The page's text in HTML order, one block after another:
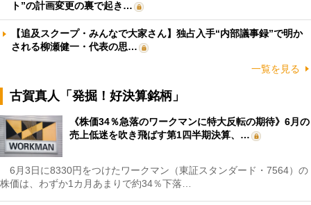
ト”の計画変更の裏で起き…
【追及スクープ・みんなで大家さん】独占入手“内部議事録”で明か
される柳瀬健一・代表の思…
一覧を見る
古賀真人「発掘！好決算銘柄」
《株価34％急落のワークマンに特大反転の期待》6月の
売上低迷を吹き飛ばす第1四半期決算、…
6月3日に8330円をつけたワークマン（東証スタンダード・7564）の
株価は、わずか1カ月あまりで約34％下落…